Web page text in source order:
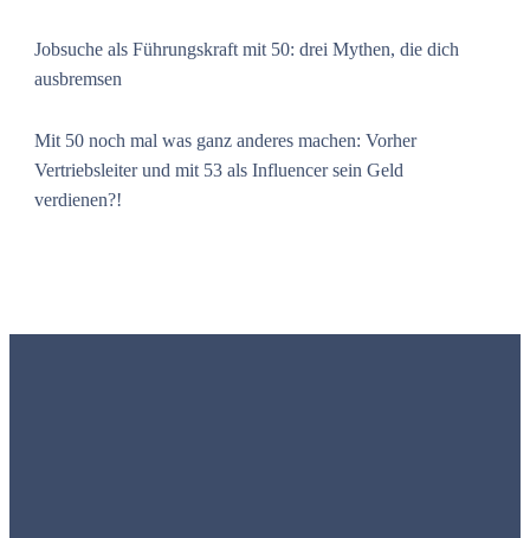
Jobsuche als Führungskraft mit 50: drei Mythen, die dich
ausbremsen
Mit 50 noch mal was ganz anderes machen: Vorher
Vertriebsleiter und mit 53 als Influencer sein Geld
verdienen?!